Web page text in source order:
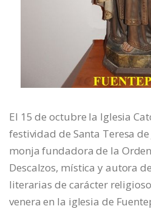
El 15 de octubre la Iglesia
festividad de Santa Teresa de
monja fundadora de la
Descalzos, mística y autora
literarias de carácter
venera en la iglesia de